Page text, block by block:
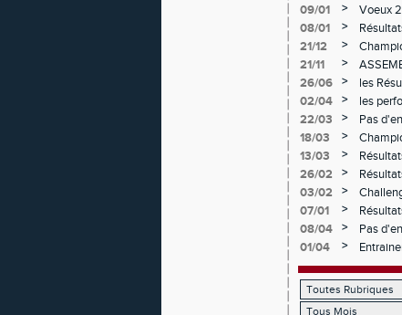
09/01
>
Voeux
08/01
>
21/12
>
21/11
>
26/06
>
les
02/04
>
les
22/03
>
Pas
18/03
>
13/03
>
26/02
>
03/02
>
07/01
>
08/04
>
Pas
01/04
>